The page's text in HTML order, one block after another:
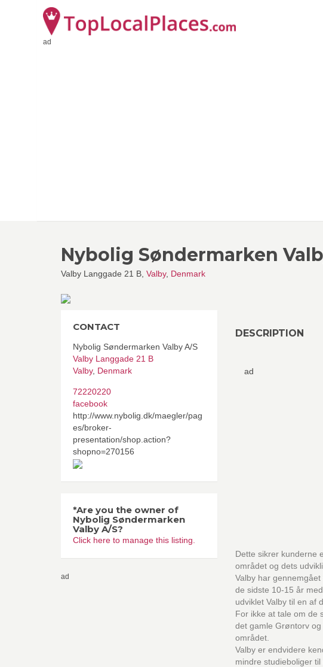
ad
Nybolig Søndermarken
Valby Langgade 21 B, Valby, Denmark
DESCRIPTION
ad
Dette sikrer kunderne
området og dets
Valby har
de sidste 10-15 år
udviklet Valby til en af
For ikke at tale om de
det gamle Grøntorv
området.
Valby er endvidere
mindre studieboliger
CONTACT
Nybolig Søndermarken Valby A/S
Valby Langgade 21 B
Valby, Denmark
72220220
facebook
http://www.nybolig.dk/maegler/pag
es/broker-
presentation/shop.action?
shopno=270156
*Are you the owner of
Nybolig Søndermarken
Valby A/S?
Click here to manage this listing.
ad